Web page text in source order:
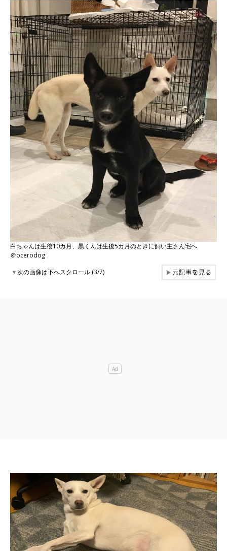
白ちゃんは生後10カ月、黒くんは生後5カ月のときに飼い主さん宅へ
＠ocerodog
▼次の画像は下へスクロール (3/7) ▶元記事を見る